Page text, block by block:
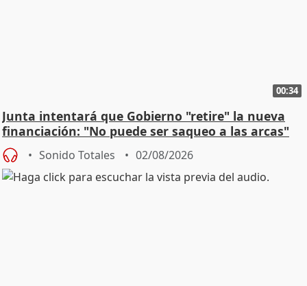
00:34
Junta intentará que Gobierno "retire" la nueva
financiación: "No puede ser saqueo a las arcas"
Sonido Totales 02/08/2026